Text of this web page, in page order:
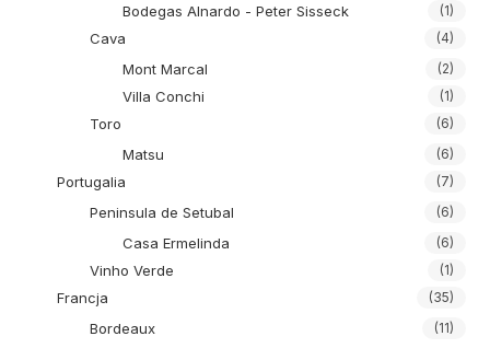
Bodegas Alnardo - Peter Sisseck (1)
Cava (4)
Mont Marcal (2)
Villa Conchi (1)
Toro (6)
Matsu (6)
Portugalia (7)
Peninsula de Setubal (6)
Casa Ermelinda (6)
Vinho Verde (1)
Francja (35)
Bordeaux (11)